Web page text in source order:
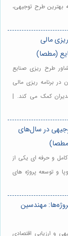
بهترین طرح توجیهی،
مالی
(مطصا)
طرح ریزی صنایع
برنامه ریزی مالی
کمک می کند. |
در سال‌های
و حرفه ای یکی از
و توسعه پروژه های
مهندسین
و ارزیابی اقتصادی